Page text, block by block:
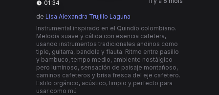
01:34
de Lisa Alexandra Trujillo Laguna
Instrumental inspirado en el Quindío colombiano.
Melodía suave y cálida con esencia cafetera,
usando instrumentos tradicionales andinos como
tiple, guitarra, bandola y flauta. Ritmo entre pasillo
y bambuco, tempo medio, ambiente nostálgico
pero luminoso, sensación de paisaje montañoso,
caminos cafeteros y brisa fresca del eje cafetero.
Estilo orgánico, acústico, limpio y perfecto para
usar como mú